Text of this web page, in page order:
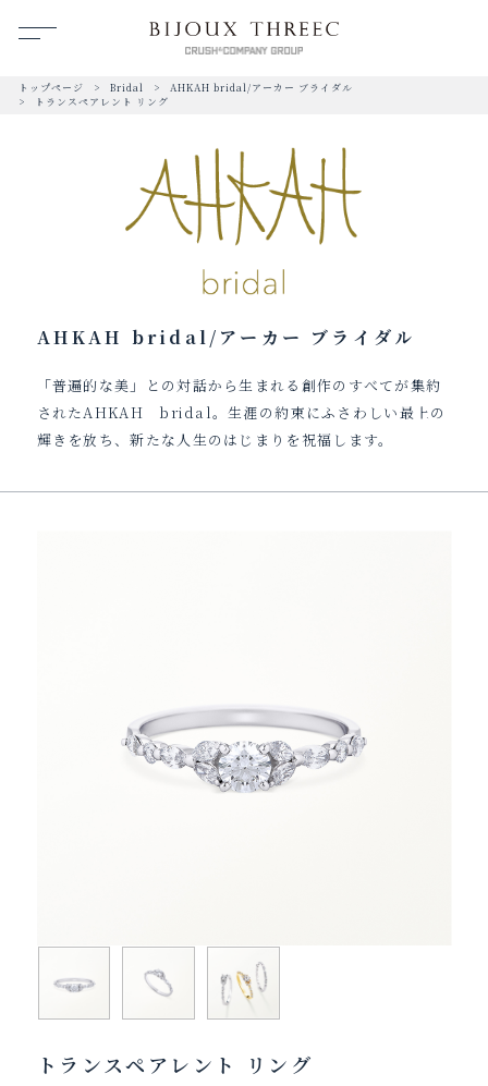
トップページ Bridal
AHKAH bridal/アーカー ブライダル
トランスペアレント リング
AHKAH bridal/アーカー ブライダル
「普遍的な美」との対話から生まれる創作のすべてが集約
されたAHKAH bridal。生涯の約束にふさわしい最上の
輝きを放ち、新たな人生のはじまりを祝福します。
トランスペアレント リング